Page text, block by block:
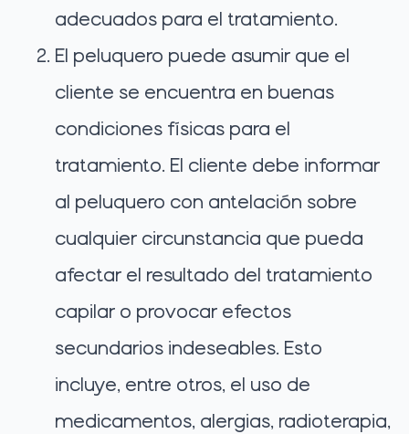
adecuados para el tratamiento.
El peluquero puede asumir que el
cliente se encuentra en buenas
condiciones físicas para el
tratamiento. El cliente debe informar
al peluquero con antelación sobre
cualquier circunstancia que pueda
afectar el resultado del tratamiento
capilar o provocar efectos
secundarios indeseables. Esto
incluye, entre otros, el uso de
medicamentos, alergias, radioterapia,